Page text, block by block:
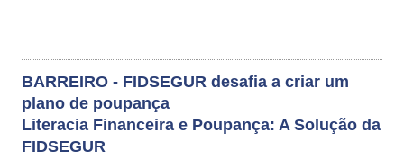
BARREIRO - FIDSEGUR desafia a criar um
plano de poupança
Literacia Financeira e Poupança: A Solução da
FIDSEGUR